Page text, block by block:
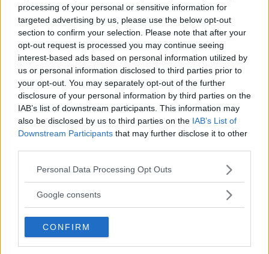
processing of your personal or sensitive information for
targeted advertising by us, please use the below opt-out
section to confirm your selection. Please note that after your
opt-out request is processed you may continue seeing
interest-based ads based on personal information utilized by
us or personal information disclosed to third parties prior to
your opt-out. You may separately opt-out of the further
disclosure of your personal information by third parties on the
IAB’s list of downstream participants. This information may
also be disclosed by us to third parties on the IAB’s List of
Downstream Participants that may further disclose it to other
Please note that this website/app uses one or more Google
not limited to your visit or usage behaviour. You may click to
use your data for below specified purposes in below Google
consent section.
Personal Data Processing Opt Outs
Google consents
CONFIRM